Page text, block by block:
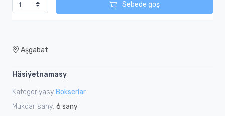
Sebede goş
Aşgabat
Häsiýetnamasy
Kategoriyasy Bokserlar
Mukdar sany: 6 sany